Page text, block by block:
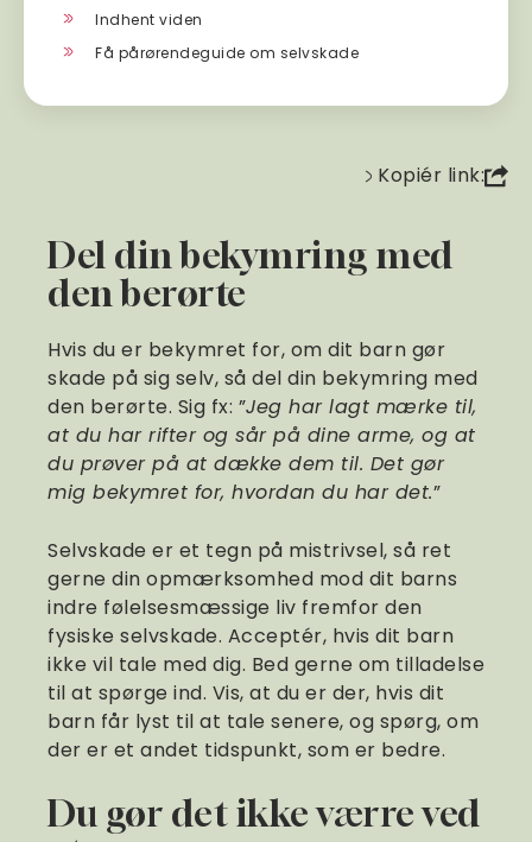
Indhent viden
Få pårørendeguide om selvskade
Kopiér link:
Del din bekymring med
den berørte
Hvis du er bekymret for, om dit barn gør
skade på sig selv, så del din bekymring med
den berørte. Sig fx: ”Jeg har lagt mærke til,
at du har rifter og sår på dine arme, og at
du prøver på at dække dem til. Det gør
mig bekymret for, hvordan du har det.”
Selvskade er et tegn på mistrivsel, så ret
gerne din opmærksomhed mod dit barns
indre følelsesmæssige liv fremfor den
fysiske selvskade. Acceptér, hvis dit barn
ikke vil tale med dig. Bed gerne om tilladelse
til at spørge ind. Vis, at du er der, hvis dit
barn får lyst til at tale senere, og spørg, om
der er et andet tidspunkt, som er bedre.
Du gør det ikke værre ved